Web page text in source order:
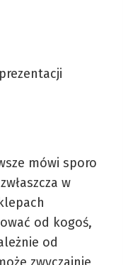
mówi sporo
w
od kogoś,
od